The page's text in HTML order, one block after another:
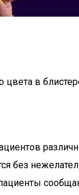
в
без